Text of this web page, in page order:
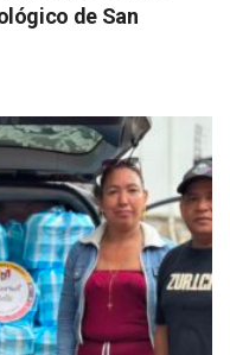
de San